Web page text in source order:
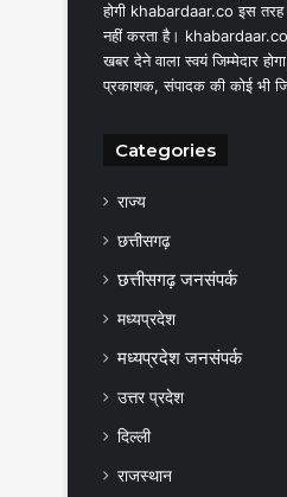
होगी khabardaar.co इस तरह
नहीं करता है। khabardaar.co
खबर देने वाला स्वयं जिम्मेदार
प्रकाशक, संपादक की कोई भी
Categories
राज्य
छत्तीसगढ़
छत्तीसगढ़ जनसंपर्क
मध्यप्रदेश
मध्यप्रदेश जनसंपर्क
उत्तर प्रदेश
दिल्ली
राजस्थान